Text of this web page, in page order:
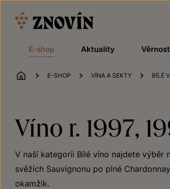
E-shop Aktuality
ÚVOD
E-SHOP VÍNA A SEKTY BÍLÉ
Víno r. 1997,
V naší kategorii Bílé víno najdete výběr
svěžích Sauvignonu po plné
okamžik.